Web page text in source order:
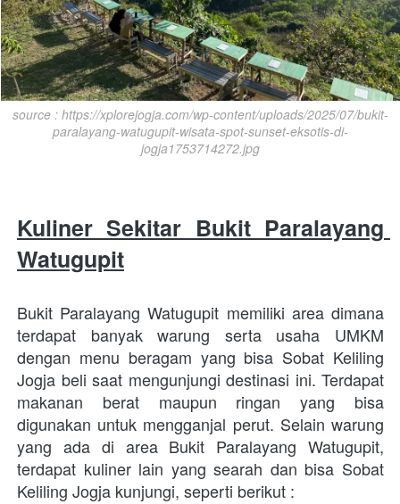
source : https://xplorejogja.com/wp-content/uploads/2025/07/bukit-
paralayang-watugupit-wisata-spot-sunset-eksotis-di-
jogja1753714272.jpg
Kuliner Sekitar Bukit Paralayang
Watugupit
Bukit Paralayang Watugupit memiliki area dimana
terdapat banyak warung serta usaha UMKM
dengan menu beragam yang bisa Sobat Keliling
Jogja beli saat mengunjungi destinasi ini. Terdapat
makanan berat maupun ringan yang bisa
digunakan untuk mengganjal perut. Selain warung
yang ada di area Bukit Paralayang Watugupit,
terdapat kuliner lain yang searah dan bisa Sobat
Keliling Jogja kunjungi, seperti berikut :